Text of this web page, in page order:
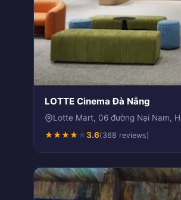
LOTTE Cinema Đà Nẵng
Lotte Mart, 06 đường Nại Nam,
★★★★★3.6(368 reviews)